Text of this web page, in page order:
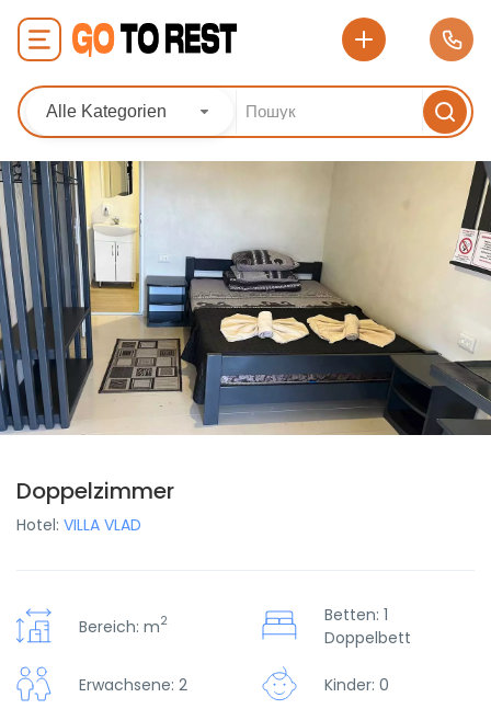
Alle Kategorien
Doppelzimmer
Hotel: VILLA VLAD
Bereich: m2
Betten: 1
Doppelbett
Erwachsene: 2 Kinder: 0